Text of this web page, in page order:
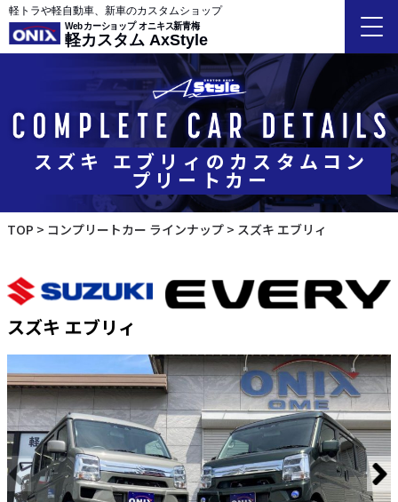
軽トラや軽自動車、新車のカスタムショップ
Webカーショップ オニキス新青梅
軽カスタム AxStyle
スズキ エブリィのカスタムコン
プリートカー
TOP コンプリートカー ラインナップ スズキ エブリィ
スズキ エブリィ